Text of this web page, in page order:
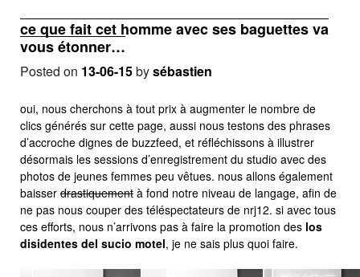
ce que fait cet homme avec ses baguettes va
vous étonner…
Posted on 13-06-15bysébastien
oui, nous cherchons à tout prix à augmenter le nombre de
clics générés sur cette page, aussi nous testons des phrases
d’accroche dignes de buzzfeed, et réfléchissons à illustrer
désormais les sessions d’enregistrement du studio avec des
photos de jeunes femmes peu vêtues. nous allons également
baisser drastiquement à fond notre niveau de langage, afin de
ne pas nous couper des téléspectateurs de nrj12. si avec tous
ces efforts, nous n’arrivons pas à faire la promotion des los
disidentes del sucio motel, je ne sais plus quoi faire.